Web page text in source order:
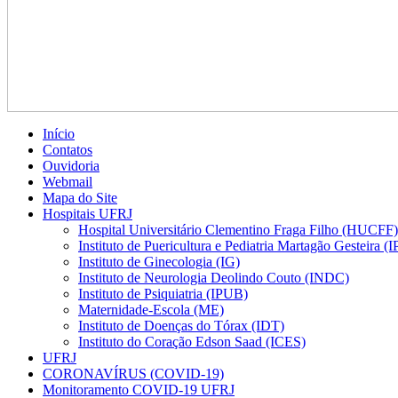
Início
Contatos
Ouvidoria
Webmail
Mapa do Site
Hospitais UFRJ
Hospital Universitário Clementino Fraga Filho (HUCFF)
Instituto de Puericultura e Pediatria Martagão Gesteira
Instituto de Ginecologia (IG)
Instituto de Neurologia Deolindo Couto (INDC)
Instituto de Psiquiatria (IPUB)
Maternidade-Escola (ME)
Instituto de Doenças do Tórax (IDT)
Instituto do Coração Edson Saad (ICES)
UFRJ
CORONAVÍRUS (COVID-19)
Monitoramento COVID-19 UFRJ